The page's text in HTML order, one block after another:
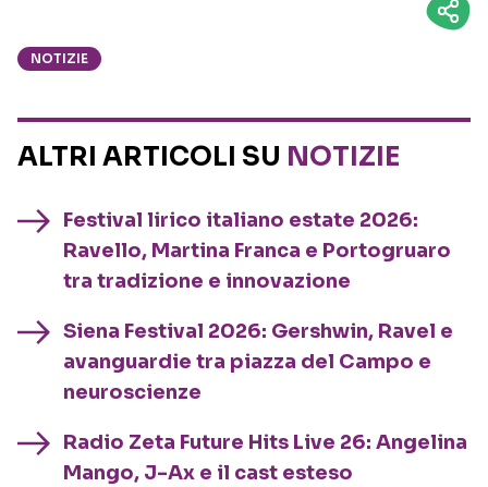
NOTIZIE
ALTRI ARTICOLI SU NOTIZIE
Festival lirico italiano estate 2026:
Ravello, Martina Franca e Portogruaro
tra tradizione e innovazione
Siena Festival 2026: Gershwin, Ravel e
avanguardie tra piazza del Campo e
neuroscienze
Radio Zeta Future Hits Live 26: Angelina
Mango, J-Ax e il cast esteso